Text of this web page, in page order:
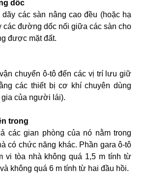
dốc
các sàn nâng cao đều (hoặc hạ
các đường dốc nối giữa các sàn cho
được mặt đất.
chuyển ô-tô đến các vị trí lưu giữ
các thiết bị cơ khí chuyên dùng
của người lái).
trong
các gian phòng của nó nằm trong
có chức năng khác. Phần gara ô-tô
vi tòa nhà không quá 1,5 m tính từ
không quá 6 m tính từ hai đầu hồi.